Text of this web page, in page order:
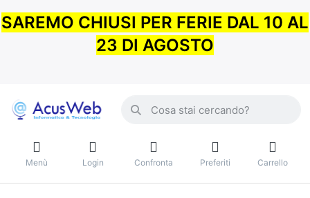
SAREMO CHIUSI PER FERIE DAL 10 AL
23 DI AGOSTO
Menù Login Confronta Preferiti Carrello